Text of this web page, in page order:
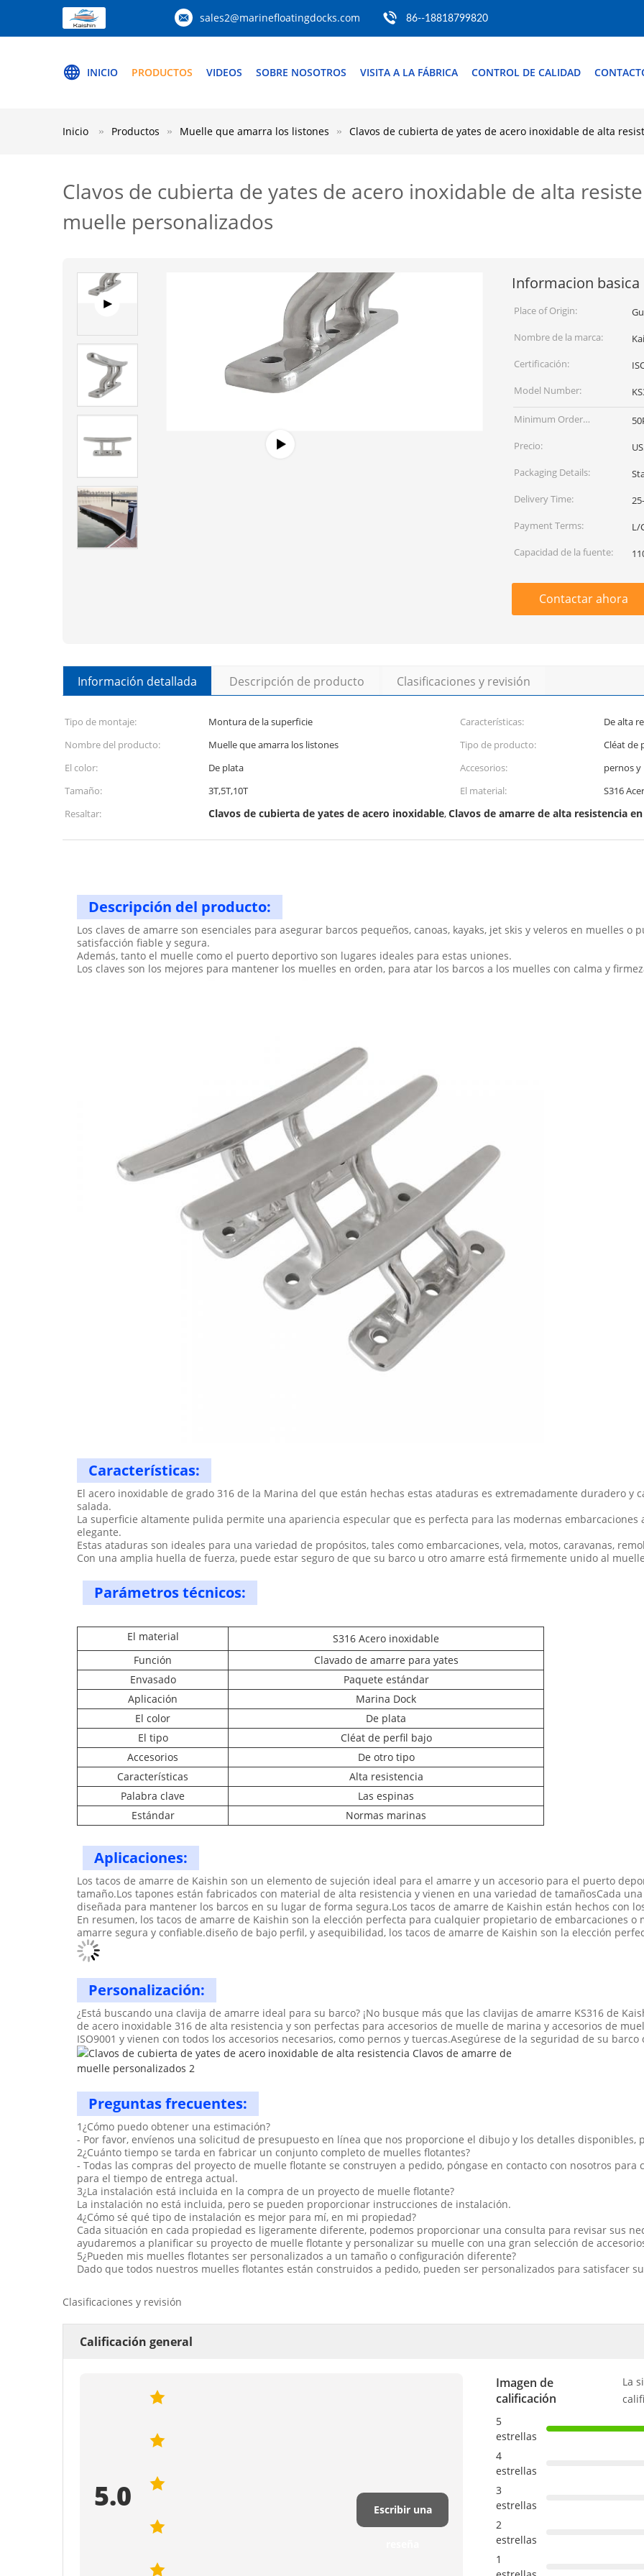
sales2@marinefloatingdocks.com 86--18818799820
INICIO PRODUCTOS VIDEOS SOBRE NOSOTROS VISITA A LA FÁBRICA CONTROL DE CALIDAD
Inicio Productos Muelle que amarra los listones Clavos de cubierta de yates de acero inoxidable de alta
Clavos de cubierta de yates de acero inoxidable de alta
muelle personalizados
Informacion basica
Place of Origin:
Nombre de la marca:
Certificación:
Model Number:
Minimum Order
Quantity:
Precio:
Packaging Details:
Delivery Time:
Payment Terms:
L/
Capacidad de la fuente:
Contactar ahora
Información detallada Descripción de producto Clasificaciones y revisión
Tipo de montaje: Montura de la superficie Características:
De alta
Nombre del producto:
Muelle que amarra los listones Tipo de producto:
Cléat de
El color:
De plata Accesorios:
pernos y
Tamaño:
3T,5T,10T El material:
S316
Resaltar:
Clavos de cubierta de yates de acero inoxidable,Clavos de amarre de alta resistencia
Descripción del producto:
Los claves de amarre son esenciales para asegurar barcos pequeños, canoas, kayaks, jet skis y veleros en muelles
satisfacción fiable y segura.
Además, tanto el muelle como el puerto deportivo son lugares ideales para estas uniones.
Los claves son los mejores para mantener los muelles en orden, para atar los barcos a los muelles con calma y
Características:
El acero inoxidable de grado 316 de la Marina del que están hechas estas ataduras es extremadamente duradero y
salada.
La superficie altamente pulida permite una apariencia especular que es perfecta para las modernas embarcaciones
elegante.
Estas ataduras son ideales para una variedad de propósitos, tales como embarcaciones, vela, motos, caravanas,
Con una amplia huella de fuerza, puede estar seguro de que su barco u otro amarre está firmemente unido al
Parámetros técnicos:
El material
S316 Acero inoxidable
Función
Clavado de amarre para yates
Envasado
Paquete estándar
Aplicación
Marina Dock
El color
De plata
El tipo
Cléat de perfil bajo
Accesorios
De otro tipo
Características
Alta resistencia
Palabra clave
Las espinas
Estándar
Normas marinas
Aplicaciones:
Los tacos de amarre de Kaishin son un elemento de sujeción ideal para el amarre y un accesorio para el puerto
tamaño.Los tapones están fabricados con material de alta resistencia y vienen en una variedad de tamañosCada
diseñada para mantener los barcos en su lugar de forma segura.Los tacos de amarre de Kaishin están hechos con
En resumen, los tacos de amarre de Kaishin son la elección perfecta para cualquier propietario de embarcaciones
amarre segura y confiable.diseño de bajo perfil, y asequibilidad, los tacos de amarre de Kaishin son la elección
Personalización:
¿Está buscando una clavija de amarre ideal para su barco? ¡No busque más que las clavijas de amarre KS316 de
de acero inoxidable 316 de alta resistencia y son perfectas para accesorios de muelle de marina y accesorios de
ISO9001 y vienen con todos los accesorios necesarios, como pernos y tuercas.Asegúrese de la seguridad de su
Preguntas frecuentes:
1¿Cómo puedo obtener una estimación?
- Por favor, envíenos una solicitud de presupuesto en línea que nos proporcione el dibujo y los detalles disponibles,
2¿Cuánto tiempo se tarda en fabricar un conjunto completo de muelles flotantes?
- Todas las compras del proyecto de muelle flotante se construyen a pedido, póngase en contacto con nosotros
para el tiempo de entrega actual.
3¿La instalación está incluida en la compra de un proyecto de muelle flotante?
La instalación no está incluida, pero se pueden proporcionar instrucciones de instalación.
4¿Cómo sé qué tipo de instalación es mejor para mí, en mi propiedad?
Cada situación en cada propiedad es ligeramente diferente, podemos proporcionar una consulta para revisar sus
ayudaremos a planificar su proyecto de muelle flotante y personalizar su muelle con una gran selección de
5¿Pueden mis muelles flotantes ser personalizados a un tamaño o configuración diferente?
Dado que todos nuestros muelles flotantes están construidos a pedido, pueden ser personalizados para satisfacer
Clasificaciones y revisión
Calificación general
5.0 Escribir una
Imagen de
calificación
La
5
estrellas
4
estrellas
3
estrellas
2
estrellas
1